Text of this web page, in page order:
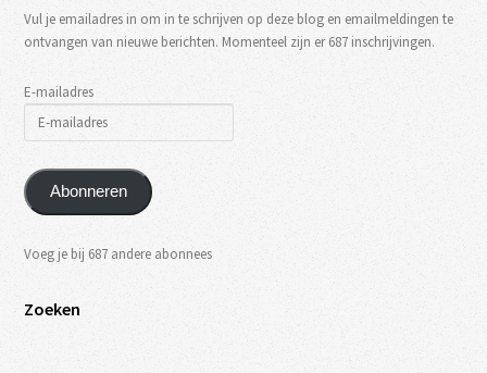
Vul je emailadres in om in te schrijven op deze blog en emailmeldingen te
ontvangen van nieuwe berichten. Momenteel zijn er 687 inschrijvingen.
E-mailadres
Abonneren
Voeg je bij 687 andere abonnees
Zoeken